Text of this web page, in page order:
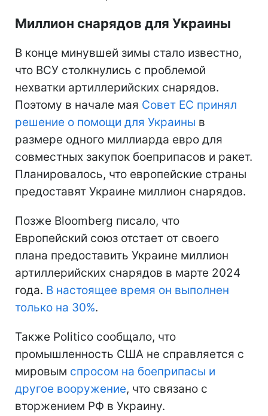
Миллион снарядов для Украины
В конце минувшей зимы стало известно,
что ВСУ столкнулись с проблемой
нехватки артиллерийских снарядов.
Поэтому в начале мая Совет ЕС принял
решение о помощи для Украины в
размере одного миллиарда евро для
совместных закупок боеприпасов и ракет.
Планировалось, что европейские страны
предоставят Украине миллион снарядов.
Позже Bloomberg писало, что
Европейский союз отстает от своего
плана предоставить Украине миллион
артиллерийских снарядов в марте 2024
года. В настоящее время он выполнен
только на 30%.
Также Politico сообщало, что
промышленность США не справляется с
мировым спросом на боеприпасы и
другое вооружение, что связано с
вторжением РФ в Украину.